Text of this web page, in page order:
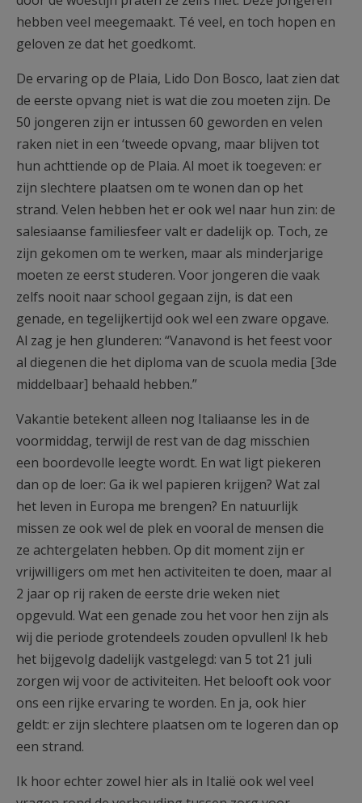
hebben veel meegemaakt. Té veel, en toch hopen en
geloven ze dat het goedkomt.
De ervaring op de Plaia, Lido Don Bosco, laat zien dat
de eerste opvang niet is wat die zou moeten zijn. De
50 jongeren zijn er intussen 60 geworden en velen
raken niet in een ‘tweede opvang, maar blijven tot
hun achttiende op de Plaia. Al moet ik toegeven: er
zijn slechtere plaatsen om te wonen dan op het
strand. Velen hebben het er ook wel naar hun zin: de
salesiaanse familiesfeer valt er dadelijk op. Toch, ze
zijn gekomen om te werken, maar als minderjarige
moeten ze eerst studeren. Voor jongeren die vaak
zelfs nooit naar school gegaan zijn, is dat een
genade, en tegelijkertijd ook wel een zware opgave.
Al zag je hen glunderen: “Vanavond is het feest voor
al diegenen die het diploma van de scuola media [3de
middelbaar] behaald hebben.”
Vakantie betekent alleen nog Italiaanse les in de
voormiddag, terwijl de rest van de dag misschien
een boordevolle leegte wordt. En wat ligt piekeren
dan op de loer: Ga ik wel papieren krijgen? Wat zal
het leven in Europa me brengen? En natuurlijk
missen ze ook wel de plek en vooral de mensen die
ze achtergelaten hebben. Op dit moment zijn er
vrijwilligers om met hen activiteiten te doen, maar al
2 jaar op rij raken de eerste drie weken niet
opgevuld. Wat een genade zou het voor hen zijn als
wij die periode grotendeels zouden opvullen! Ik heb
het bijgevolg dadelijk vastgelegd: van 5 tot 21 juli
zorgen wij voor de activiteiten. Het belooft ook voor
ons een rijke ervaring te worden. En ja, ook hier
geldt: er zijn slechtere plaatsen om te logeren dan op
een strand.
Ik hoor echter zowel hier als in Italië ook wel veel